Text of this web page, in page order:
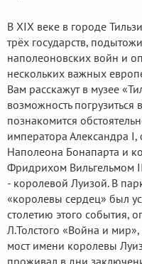
В XIX веке в городе
трёх государств,
наполеоновских войн и
нескольких важных
Вам расскажут в музее
возможность погрузиться
познакомится
императора Александра
Наполеона Бонапарта и
Фридрихом Вильгельмом
- королевой Луизой. В
«королевы сердец» был
столетию этого события,
Л.Толстого «Война и
мост имени королевы
проживал в дни